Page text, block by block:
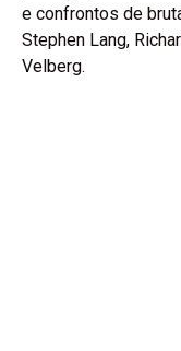
e confrontos de
Stephen Lang,
Velberg.